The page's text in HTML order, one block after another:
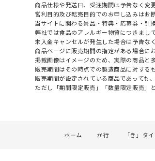
商品仕様や発送日、受注期間は予告なく変
営利目的及び転売目的でのお申し込みはお
当サイトに関わる景品・特典・応募券・引
弊社では食品のアレルギー物質につきまし
未入金キャンセルが発生した場合は予告な
商品ページに販売期間の指定がある場合に
掲載画像はイメージのため、実際の商品と
販売期間はその時点での製造商品に対する
販売期間が設定されている商品であっても
ただし「期間限定販売」「数量限定販売」
ホーム か行 「き」タ